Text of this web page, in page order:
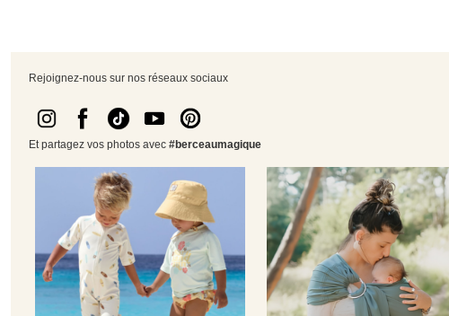
Rejoignez-nous sur nos réseaux sociaux
Et partagez vos photos avec #berceaumagique